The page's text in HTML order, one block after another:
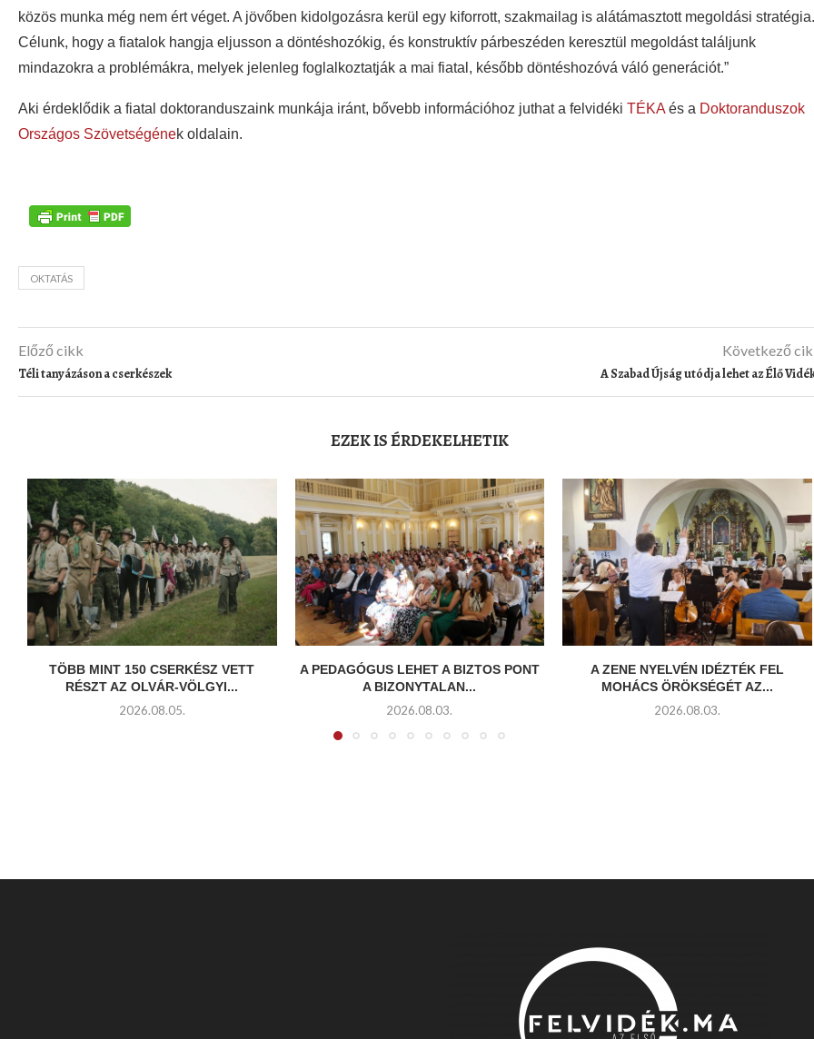
közös munka még nem ért véget. A jövőben kidolgozásra kerül egy kiforrott, szakmailag is alátámasztott megoldási stratégia.
Célunk, hogy a fiatalok hangja eljusson a döntéshozókig, és konstruktív párbeszéden keresztül megoldást találjunk
mindazokra a problémákra, melyek jelenleg foglalkoztatják a mai fiatal, később döntéshozóvá váló generációt.”
Aki érdeklődik a fiatal doktoranduszaink munkája iránt, bővebb információhoz juthat a felvidéki TÉKA és a Doktoranduszok
Országos Szövetségének oldalain.
OKTATÁS
Előző cikk
Téli tanyázáson a cserkészek
Következő
A Szabad Újság utódja lehet az Élő
EZEK IS ÉRDEKELHETIK
TÖBB MINT 150 CSERKÉSZ VETT
RÉSZT AZ OLVÁR-VÖLGYI...
2026.08.05.
A PEDAGÓGUS LEHET A BIZTOS PONT
A BIZONYTALAN...
2026.08.03.
A ZENE NYELVÉN IDÉZTÉK FEL
MOHÁCS ÖRÖKSÉGÉT AZ...
2026.08.03.